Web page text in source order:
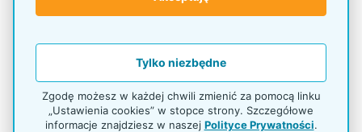
dłuższe do produktów w blistrach,
Do czego najlepiej
wykorzystać cztery strony
Tylko niezbędne
Zgodę możesz w każdej chwili zmienić za pomocą linku
„Ustawienia cookies” w stopce strony. Szczegółowe
informacje znajdziesz w naszej Polityce Prywatności.